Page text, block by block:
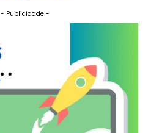
- Publicidade -